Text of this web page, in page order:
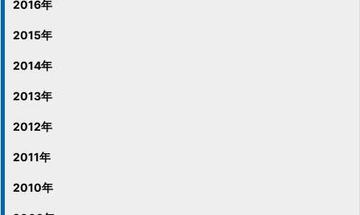
2016年
2015年
2014年
2013年
2012年
2011年
2010年